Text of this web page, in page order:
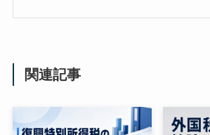
関連記事